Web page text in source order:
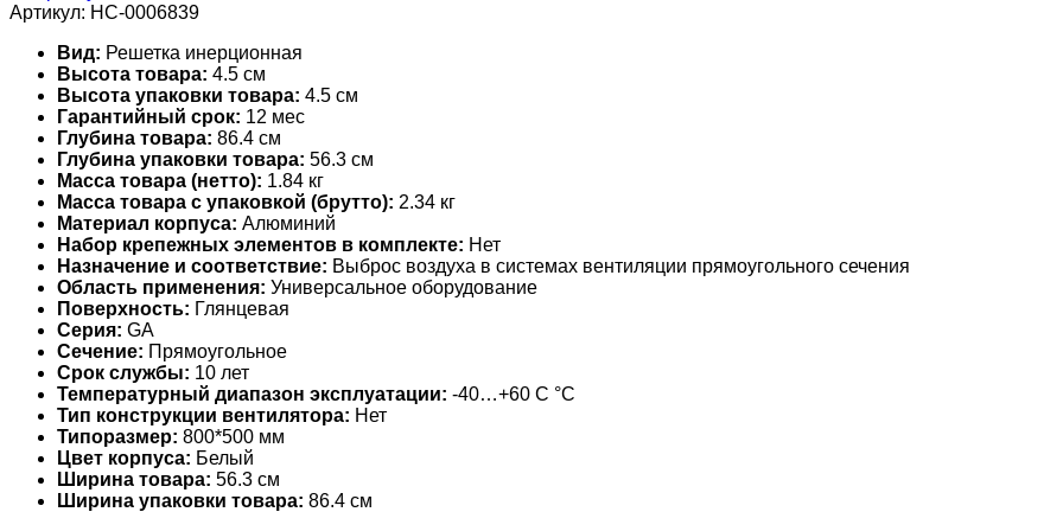
Артикул: НС-0006839
Вид: Решетка инерционная
Высота товара: 4.5 см
Высота упаковки товара: 4.5 см
Гарантийный срок: 12 мес
Глубина товара: 86.4 см
Глубина упаковки товара: 56.3 см
Масса товара (нетто): 1.84 кг
Масса товара с упаковкой (брутто): 2.34 кг
Материал корпуса: Алюминий
Набор крепежных элементов в комплекте: Нет
Назначение и соответствие: Выброс воздуха в системах вентиляции прямоугольного сечения
Область применения: Универсальное оборудование
Поверхность: Глянцевая
Серия: GA
Сечение: Прямоугольное
Срок службы: 10 лет
Температурный диапазон эксплуатации: -40…+60 С °С
Тип конструкции вентилятора: Нет
Типоразмер: 800*500 мм
Цвет корпуса: Белый
Ширина товара: 56.3 см
Ширина упаковки товара: 86.4 см